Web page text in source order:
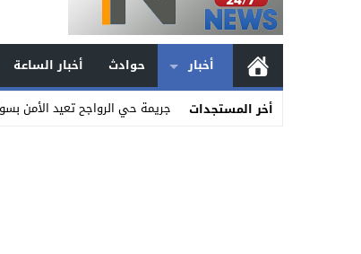
أخبار حوادث أخبار الساعة
أخر المستجدات
جريمة حي الرواجح تعيد الأمن